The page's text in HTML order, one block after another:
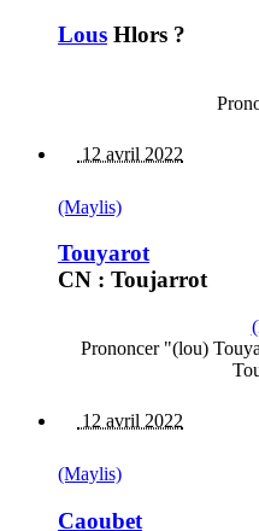
Lous Hlors ?
12 avril 2022
(Maylis)
Touyarot
CN : Toujarrot
Prononcer "(lou)
12 avril 2022
(Maylis)
Caoubet